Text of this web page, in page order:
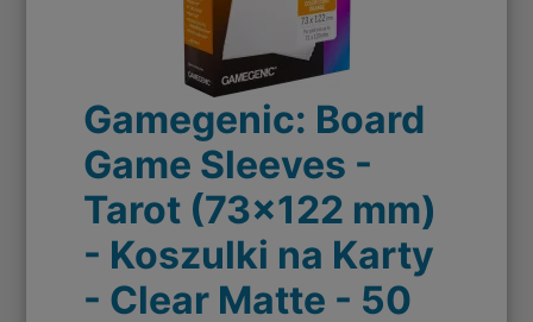
Gamegenic: Board
Game Sleeves -
Tarot (73x122 mm)
- Koszulki na Karty
- Clear Matte - 50